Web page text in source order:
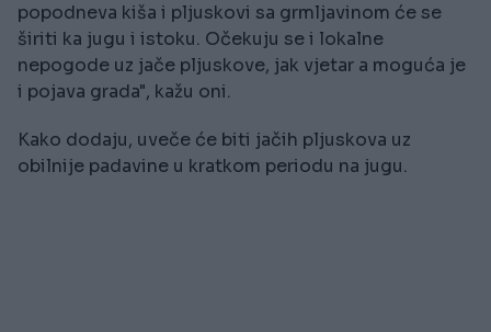
popodneva kiša i pljuskovi sa grmljavinom će se
širiti ka jugu i istoku. Očekuju se i lokalne
nepogode uz jače pljuskove, jak vjetar a moguća je
i pojava grada", kažu oni.
Kako dodaju, uveče će biti jačih pljuskova uz
obilnije padavine u kratkom periodu na jugu.